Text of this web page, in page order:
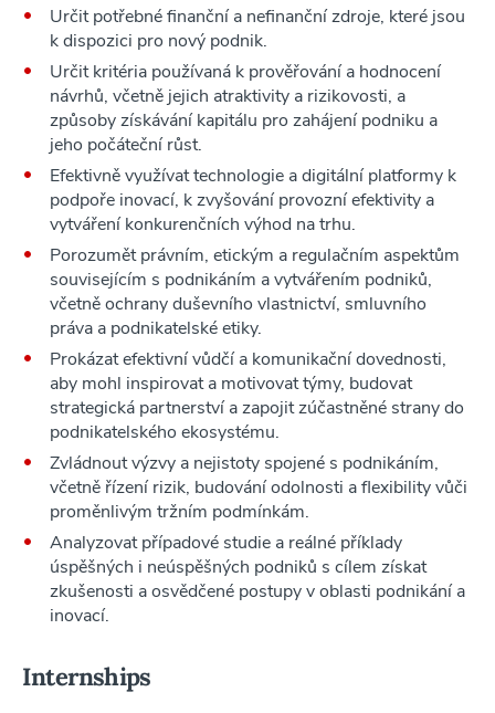
Určit potřebné finanční a nefinanční zdroje, které jsou
k dispozici pro nový podnik.
Určit kritéria používaná k prověřování a hodnocení
návrhů, včetně jejich atraktivity a rizikovosti, a
způsoby získávání kapitálu pro zahájení podniku a
jeho počáteční růst.
Efektivně využívat technologie a digitální platformy k
podpoře inovací, k zvyšování provozní efektivity a
vytváření konkurenčních výhod na trhu.
Porozumět právním, etickým a regulačním aspektům
souvisejícím s podnikáním a vytvářením podniků,
včetně ochrany duševního vlastnictví, smluvního
práva a podnikatelské etiky.
Prokázat efektivní vůdčí a komunikační dovednosti,
aby mohl inspirovat a motivovat týmy, budovat
strategická partnerství a zapojit zúčastněné strany do
podnikatelského ekosystému.
Zvládnout výzvy a nejistoty spojené s podnikáním,
včetně řízení rizik, budování odolnosti a flexibility vůči
proměnlivým tržním podmínkám.
Analyzovat případové studie a reálné příklady
úspěšných i neúspěšných podniků s cílem získat
zkušenosti a osvědčené postupy v oblasti podnikání a
inovací.
Internships